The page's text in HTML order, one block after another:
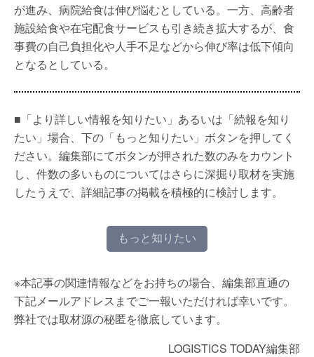
が進み、病院給食は伸び悩むとしている。一方、高齢者
施設給食や在宅配食サービスも引き続き拡大するが、食
事費の自己負担化や人手不足などから伸び率は低下傾向
となるとしている。
■「より詳しい情報を知りたい」あるいは「続報を知り
たい」場合、下の「もっと知りたい」ボタンを押してく
ださい。編集部にてボタンが押された数のみをカウント
し、件数の多いものについてはさらに深掘り取材を実施
したうえで、詳細記事の掲載を積極的に検討します。
もっと知りたい
※本記事の関連情報などをお持ちの場合、編集部直通の
下記メールアドレスまでご一報いただければ幸いです。
弊社では取材源の秘匿を徹底しています。
LOGISTICS TODAY編集部